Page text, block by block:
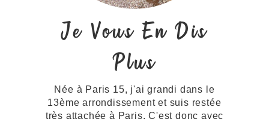
Je Vous En Dis
Plus
Née à Paris 15, j'ai grandi dans le
13ème arrondissement et suis restée
très attachée à Paris. C'est donc avec